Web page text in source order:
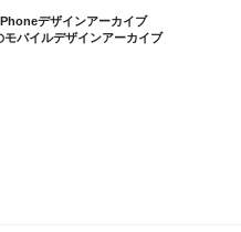
デザインアーカイブ
バイルデザインアーカイブ